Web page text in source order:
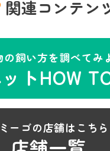
関連コンテン
の飼い方を調べてみ
トHOW
ーゴの店舗はこちら